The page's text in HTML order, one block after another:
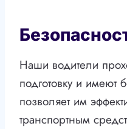
Наши водители
подготовку и имеют
позволяет им
транспортным